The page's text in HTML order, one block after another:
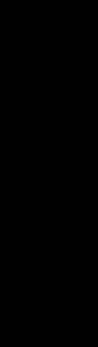
Auto con
Possibilita'
importo e/o
Garanzia 12
È vietata la
pubblicazione,
qualsiasi